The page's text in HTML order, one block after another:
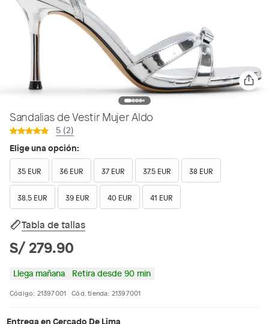
Sandalias de Vestir Mujer Aldo
5 (2)
Elige una opción:
35 EUR 36 EUR 37 EUR 37.5 EUR 38 EUR
38.5 EUR 39 EUR 40 EUR 41 EUR
Tabla de tallas
S/ 279.90
Llega mañana Retira desde 90 min
Código: 21397001 Cód. tienda: 21397001
Entrega en Cercado De Lima